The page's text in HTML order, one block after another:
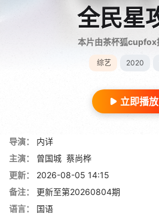
全民星
本片由茶杯狐cupfox
综艺 2020
立即播放
导演：
内详
主演：
曾国城 蔡尚桦
更新：
2026-08-05 14:15
备注：
更新至第20260804期
语言：
国语